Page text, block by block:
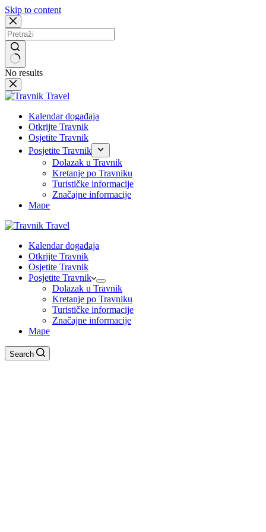
Skip to content
No results
Kalendar događaja
Otkrijte Travnik
Osjetite Travnik
Posjetite Travnik
Dolazak u Travnik
Kretanje po Travniku
Turističke informacije
Značajne informacije
Mape
Kalendar događaja
Otkrijte Travnik
Osjetite Travnik
Posjetite Travnik
Dolazak u Travnik
Kretanje po Travniku
Turističke informacije
Značajne informacije
Mape
Search